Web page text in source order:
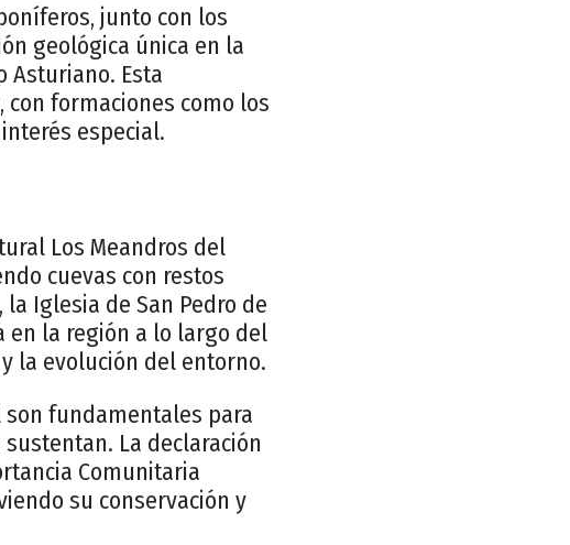
junto con los
geológica única en la
Asturiano. Esta
formaciones como los
especial.
Los Meandros del
cuevas con restos
Iglesia de San Pedro de
en la región a lo largo del
la evolución del entorno.
son fundamentales para
La declaración
Comunitaria
su conservación y